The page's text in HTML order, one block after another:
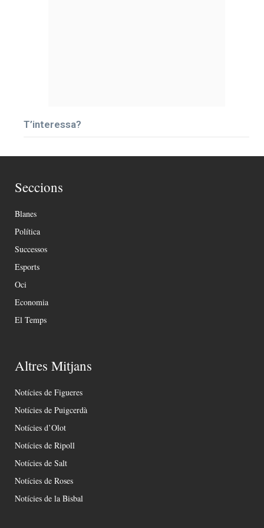
T’interessa?
Seccions
Blanes
Política
Successos
Esports
Oci
Economia
El Temps
Altres Mitjans
Notícies de Figueres
Notícies de Puigcerdà
Notícies d’Olot
Notícies de Ripoll
Notícies de Salt
Notícies de Roses
Notícies de la Bisbal